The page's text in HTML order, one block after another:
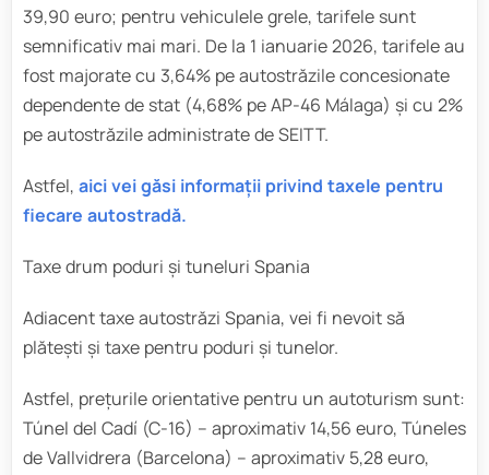
39,90 euro; pentru vehiculele grele, tarifele sunt
semnificativ mai mari. De la 1 ianuarie 2026, tarifele au
fost majorate cu 3,64% pe autostrăzile concesionate
dependente de stat (4,68% pe AP-46 Málaga) și cu 2%
pe autostrăzile administrate de SEITT.
Astfel, aici vei găsi informații privind taxele pentru
fiecare autostradă.
Taxe drum poduri și tuneluri Spania
Adiacent taxe autostrăzi Spania, vei fi nevoit să
plătești și taxe pentru poduri și tunelor.
Astfel, prețurile orientative pentru un autoturism sunt:
Túnel del Cadí (C-16) – aproximativ 14,56 euro, Túneles
de Vallvidrera (Barcelona) – aproximativ 5,28 euro,